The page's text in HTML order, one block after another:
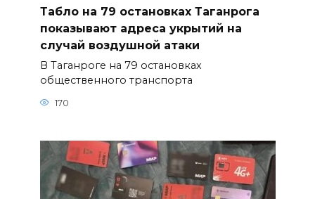
Табло на 79 остановках Таганрога
показывают адреса укрытий на
случай воздушной атаки
В Таганроге на 79 остановках
общественного транспорта
170